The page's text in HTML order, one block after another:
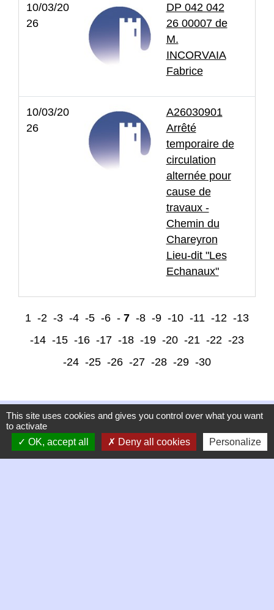
10/03/20
26
DP 042 042
26 00007 de
M.
INCORVAIA
Fabrice
10/03/20
26
A26030901
Arrêté
temporaire de
circulation
alternée pour
cause de
travaux -
Chemin du
Chareyron
Lieu-dit "Les
Echanaux"
1 -2 -3 -4 -5 -6 - 7 -8 -9 -10 -11 -12 -13
-14 -15 -16 -17 -18 -19 -20 -21 -22 -23
-24 -25 -26 -27 -28 -29 -30
This site uses cookies and gives you control over what you want
to activate
OK, accept all
Deny all cookies Personalize